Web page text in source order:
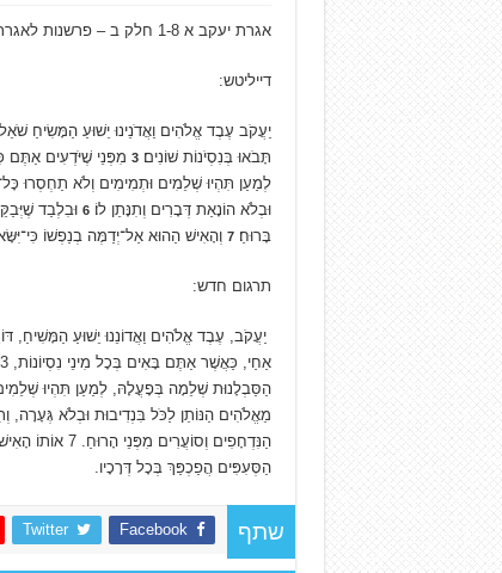
אגרת יעקב א 1-8 חלק ב – פרשנות לאגרת יעקב
דייליטש:
יַעֲקֹב עֶבֶד אֱלֹהִים וַאֲדֹנֵינוּ יֵשׁוּעַ הַמָּשִׂיחַ
תָּבֹאוּ בְּנִסְיֹנוֹת שׁוֹנִים׃3 מִפְּנֵי שֶׁיֹּדְעִים אַתֶּם
לְמַעַן תִּהְיוּ שְׁלֵמִים וּתְמִימִים וְלֹא תַחְסְרוּ
וּבְלֹא הוֹנָאַת דְּבָרִים וְתִנָּתֵן לוֹ׃6 וּבִלְבַד
בָּרוּחַ׃7 וְהָאִישׁ הַהוּא אַל־יְדַמֶּה בְנַפְשׁוֹ
תרגום חדש:
הַסְּעִפִּים הֲפַכְפַּךְ בְּכָל דְּרָכָיו.
שתף Facebook
Twitter